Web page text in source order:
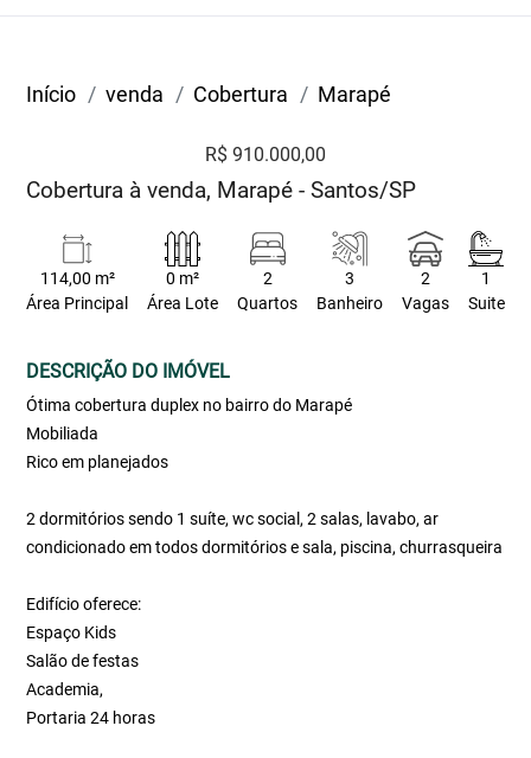
Início venda Cobertura Marapé
R$ 910.000,00
Cobertura à venda, Marapé - Santos/SP
114,00 m²
Área Principal
0 m²
Área Lote
2
Quartos
3
Banheiro
2
Vagas
1
Suite
DESCRIÇÃO DO IMÓVEL
Ótima cobertura duplex no bairro do Marapé
Mobiliada
Rico em planejados
2 dormitórios sendo 1 suíte, wc social, 2 salas, lavabo, ar
condicionado em todos dormitórios e sala, piscina, churrasqueira
Edifício oferece:
Espaço Kids
Salão de festas
Academia,
Portaria 24 horas